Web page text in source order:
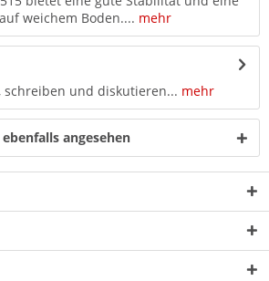
weichem Boden.... mehr
schreiben und diskutieren... mehr
angesehen